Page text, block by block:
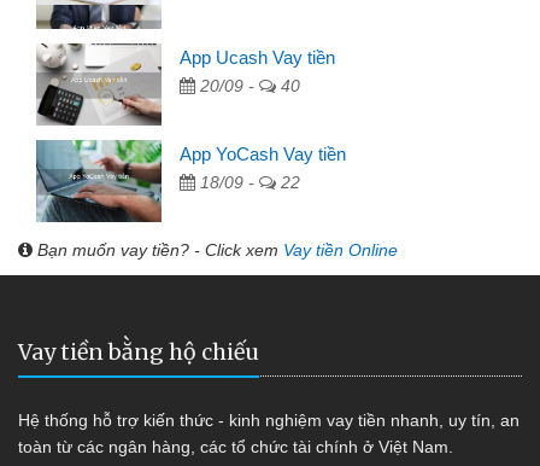
App Ucash Vay tiền
20/09 - 40
App YoCash Vay tiền
18/09 - 22
Bạn muốn vay tiền? - Click xem Vay tiền Online
Vay tiền bằng hộ chiếu
Hệ thống hỗ trợ kiến thức - kinh nghiệm vay tiền nhanh, uy tín, an
toàn từ các ngân hàng, các tổ chức tài chính ở Việt Nam.